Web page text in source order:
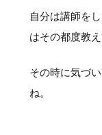
自分は講師を
はその都度教え
その時に気づ
ね。